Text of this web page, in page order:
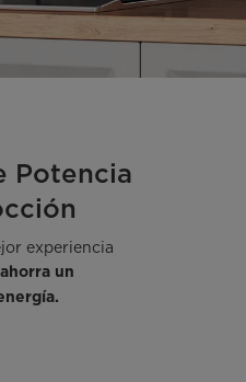
Potencia
experiencia
ahorra un